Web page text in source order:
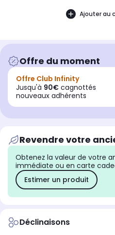
Ajouter au
Offre du moment
Offre Club Infinity
Jusqu'à 90€ cagnottés
nouveaux adhérents
Revendre votre
Obtenez la valeur de votre
immédiate ou en carte
Estimer un produit
Déclinaisons